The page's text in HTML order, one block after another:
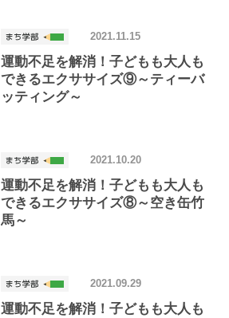
運動不足を解消！子どもも大人も
できるエクササイズ⑨～ティーバ
ッティング～
2021.11.15
運動不足を解消！子どもも大人も
できるエクササイズ⑧～空き缶竹
馬～
2021.10.20
運動不足を解消！子どもも大人も
2021.09.29